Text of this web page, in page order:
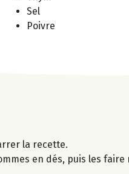
Sel
Poivre
la recette.
en dés, puis les